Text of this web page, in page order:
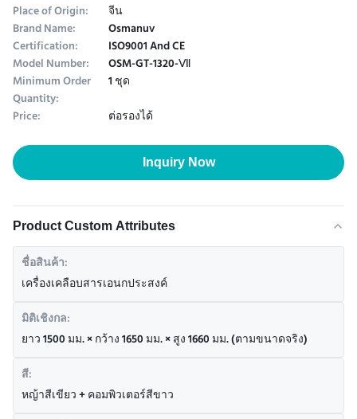
Place of Origin:
จีน
Brand Name: Osmanuv
Certification: ISO9001 And CE
Model Number: OSM-GT-1320-Ⅶ
Minimum Order
Quantity:
1 ชุด
Price:
ต่อรองได้
Inquiry Now
Product Custom Attributes
ชื่อสินค้า:
เครื่องเคลือบสารเอนกประสงค์
มิติเชิงกล:
ยาว 1500 มม. × กว้าง 1650 มม. × สูง 1660 มม. (ตามขนาดจริง)
สี:
หญ้าสีเขียว + คอมพิวเตอร์สีขาว